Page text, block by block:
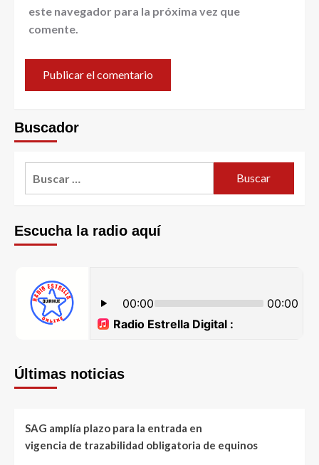
este navegador para la próxima vez que
comente.
Buscador
Escucha la radio aquí
Últimas noticias
SAG amplía plazo para la entrada en
vigencia de trazabilidad obligatoria de equinos